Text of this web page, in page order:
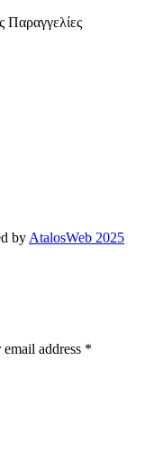
Παραγγελίες
by AtalosWeb 2025
address *